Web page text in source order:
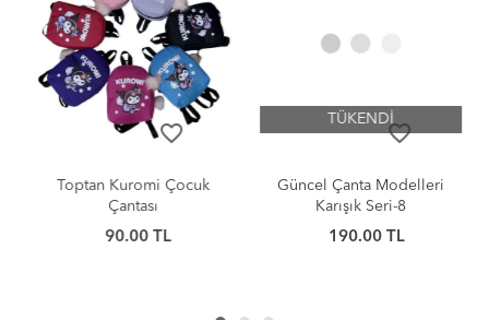
favorite_border
Toptan Kuromi Çocuk
Çantası
90.00 TL
favorite_border
TÜKENDİ
Güncel Çanta Modelleri
Karışık Seri-8
190.00 TL